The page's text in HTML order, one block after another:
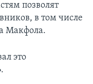
позволят
в том числе
Макфола.
это